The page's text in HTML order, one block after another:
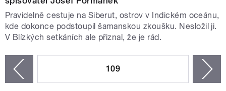
Pravidelně cestuje na Siberut, ostrov v Indickém oceánu,
kde dokonce podstoupil šamanskou zkoušku. Nesložil ji.
V Blízkých setkáních ale přiznal, že je rád.
109